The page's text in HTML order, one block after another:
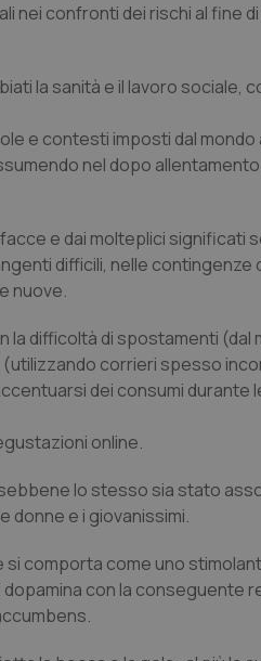
nei confronti dei rischi al fine
la sanità e il lavoro sociale,
e contesti imposti dal mondo
nel dopo allentamento
e dai molteplici significati
difficili, nelle contingenze
nuove.
difficoltà di spostamenti
corrieri spesso
dei consumi durante
online.
lo stesso sia stato
donne e i giovanissimi.
comporta come uno
con la conseguente